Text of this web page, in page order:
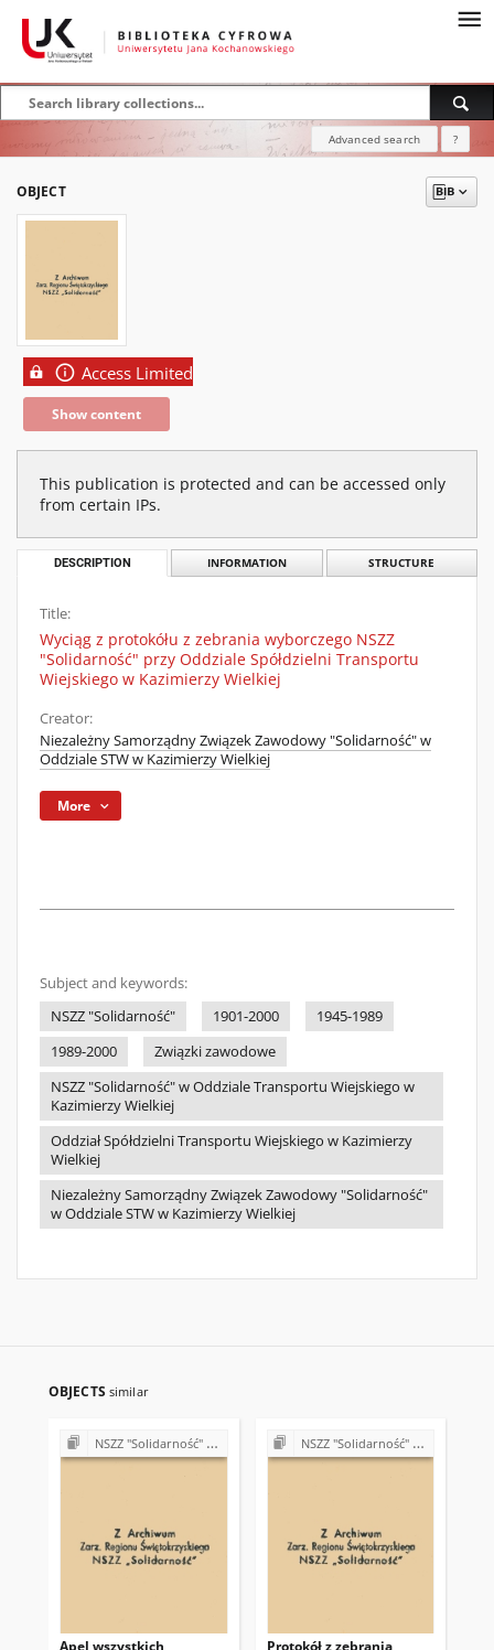
Advanced search ?
OBJECT
Access Limited
Show content
This publication is protected and can be accessed only
from certain IPs.
DESCRIPTION INFORMATION STRUCTURE
Title:
Wyciąg z protokółu z zebrania wyborczego NSZZ
"Solidarność" przy Oddziale Spółdzielni Transportu
Wiejskiego w Kazimierzy Wielkiej
Creator:
Niezależny Samorządny Związek Zawodowy "Solidarność" w
Oddziale STW w Kazimierzy Wielkiej
More
Subject and keywords:
NSZZ "Solidarność"
1901-2000
1945-1989
1989-2000
Związki zawodowe
NSZZ "Solidarność" w Oddziale Transportu Wiejskiego w
Kazimierzy Wielkiej
Oddział Spółdzielni Transportu Wiejskiego w Kazimierzy
Wielkiej
Niezależny Samorządny Związek Zawodowy "Solidarność"
w Oddziale STW w Kazimierzy Wielkiej
OBJECTS similar
NSZZ "Solidarność" w Zespole Opieki Zdrowotnej w Kazimierzy Wielkiej
Apel wszystkich
NSZZ "Solidarność" w Zespole Opieki Zdrowotnej w Kazimierzy Wielkiej
Protokół z zebrania